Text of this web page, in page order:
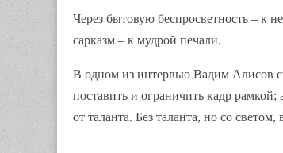
Через бытовую беспросветность – к
сарказм – к мудрой печали.
В одном из интервью Вадим Алисов
поставить и ограничить кадр
от таланта. Без таланта, но со светом,